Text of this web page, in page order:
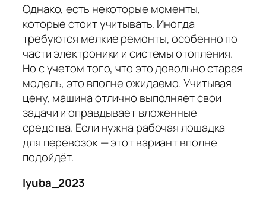
Однако, есть некоторые моменты,
которые стоит учитывать. Иногда
требуются мелкие ремонты, особенно по
части электроники и системы отопления.
Но с учетом того, что это довольно старая
модель, это вполне ожидаемо. Учитывая
цену, машина отлично выполняет свои
задачи и оправдывает вложенные
средства. Если нужна рабочая лошадка
для перевозок — этот вариант вполне
подойдёт.
lyuba_2023